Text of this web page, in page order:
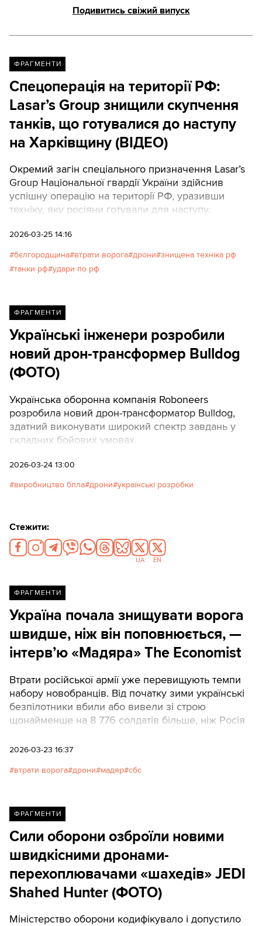
Подивитись свіжий випуск
ФРАГМЕНТИ
Спецоперація на території РФ:
Lasar’s Group знищили скупчення
танків, що готувалися до наступу
на Харківщину (ВІДЕО)
Окремий загін спеціального призначення Lasar’s
Group Національної гвардії України здійснив
успішну операцію на території РФ, уразивши
техніку, яку росіяни готували для наступу.
2026-03-25 14:16
бєлгородщина втрати ворога дрони знищена техніка рф
танки рф удари по рф
ФРАГМЕНТИ
Українські інженери розробили
новий дрон-трансформер Bulldog
(ФОТО)
Українська оборонна компанія Roboneers
розробила новий дрон-трансформатор Bulldog,
здатний виконувати широкий спектр завдань у
складних бойових умовах.
2026-03-24 13:00
виробництво бпла дрони українські розробки
Стежити:
UA EN
ФРАГМЕНТИ
Україна почала знищувати ворога
швидше, ніж він поповнюється, —
інтерв’ю «Мадяра» The Economist
Втрати російської армії уже перевищують темпи
набору новобранців. Від початку зими українські
безпілотники вбили або вивели зі строю
щонайменше на 8 776 солдатів більше, ніж Росія
безпілотних систем Роберт "Мадяр" Бровді в
адаптований переклад ключових фрагментів
2026-03-23 16:37
втрати ворога дрони мадяр сбс
ФРАГМЕНТИ
Сили оборони озброїли новими
швидкісними дронами-
перехоплювачами «шахедів» JEDI
Shahed Hunter (ФОТО)
Міністерство оборони кодифікувало і допустило